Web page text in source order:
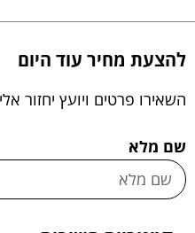
להצעת מחיר עוד היום
השאירו פרטים ויועץ
שם מלא